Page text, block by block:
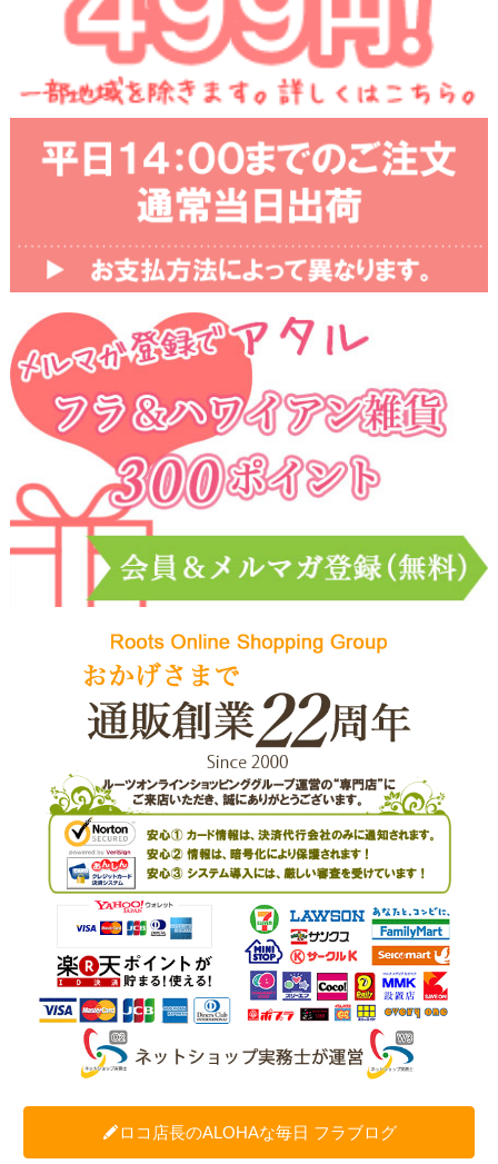
ロコ店長のALOHAな毎日 フラブログ